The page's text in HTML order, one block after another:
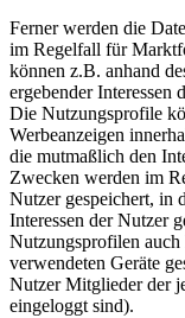
Ferner werden die
im Regelfall für
können z.B. anhand
ergebender Interessen
Die Nutzungsprofile
Werbeanzeigen
die mutmaßlich den
Zwecken werden im
Nutzer gespeichert, in
Interessen der Nutzer
Nutzungsprofilen
verwendeten Geräte
Nutzer Mitglieder der
eingeloggt sind).